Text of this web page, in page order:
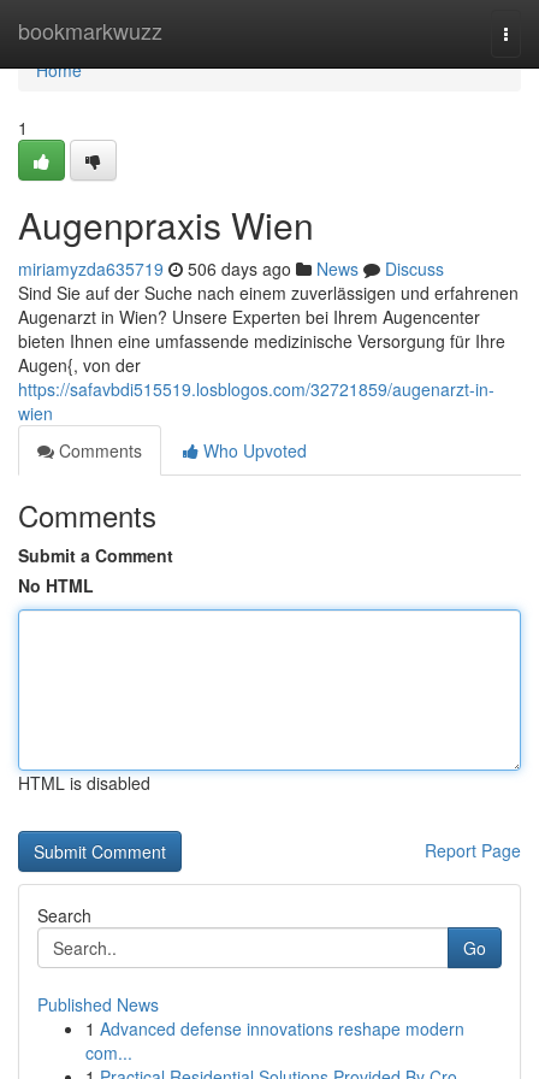
bookmarkwuzz
Home
Home
1
Augenpraxis Wien
miriamyzda635719 506 days ago News
Discuss
Sind Sie auf der Suche nach einem zuverlässigen und erfahrenen
Augenarzt in Wien? Unsere Experten bei Ihrem Augencenter
bieten Ihnen eine umfassende medizinische Versorgung für Ihre
Augen{, von der
https://safavbdi515519.losblogos.com/32721859/augenarzt-in-
wien
Comments
Who Upvoted
Comments
Submit a Comment
No HTML
HTML is disabled
Report Page
Search
Go
Published News
1 Advanced defense innovations reshape modern
com...